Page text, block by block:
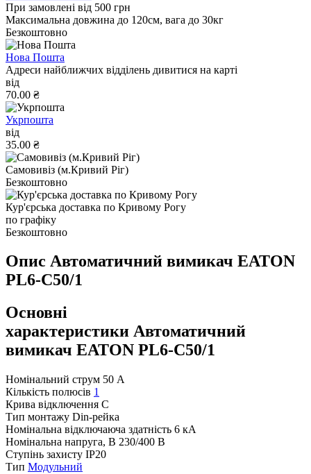
При замовлені від 500 грн
Максимальна довжина до 120см, вага до 30кг
Безкоштовно
Нова Пошта
Адреси найближчих відділень дивитися на карті
від
70.00 ₴
Укрпошта
від
35.00 ₴
Самовивіз (м.Кривий Ріг)
Безкоштовно
Кур'єрська доставка по Кривому Рогу
по графіку
Безкоштовно
Опис Автоматичний вимикач EATON
PL6-C50/1
Основні
характеристики Автоматичний
вимикач EATON PL6-C50/1
Номінальний струм 50 А
Кількість полюсів 1
Крива відключення C
Тип монтажу Din-рейка
Номінальна відключаюча здатність 6 кА
Номінальна напруга, В 230/400 В
Ступінь захисту IP20
Тип Модульний